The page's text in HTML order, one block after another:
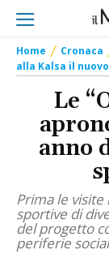
Home Cronaca
alla Kalsa il
Le
anno
Prima le visite
sportive di
del progetto
periferie